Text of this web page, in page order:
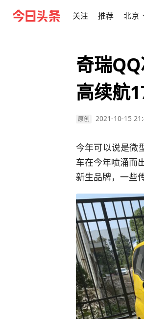
关注 推荐 北京
奇瑞
高续航
原创 2021-10-15
今年可以说是微
车在今年喷涌而
新生品牌，一些